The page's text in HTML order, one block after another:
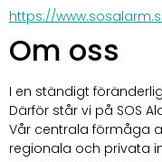
https://
Om oss
I en ständigt
Därför står vi på SOS
Vår centrala förmåga
regionala och privata